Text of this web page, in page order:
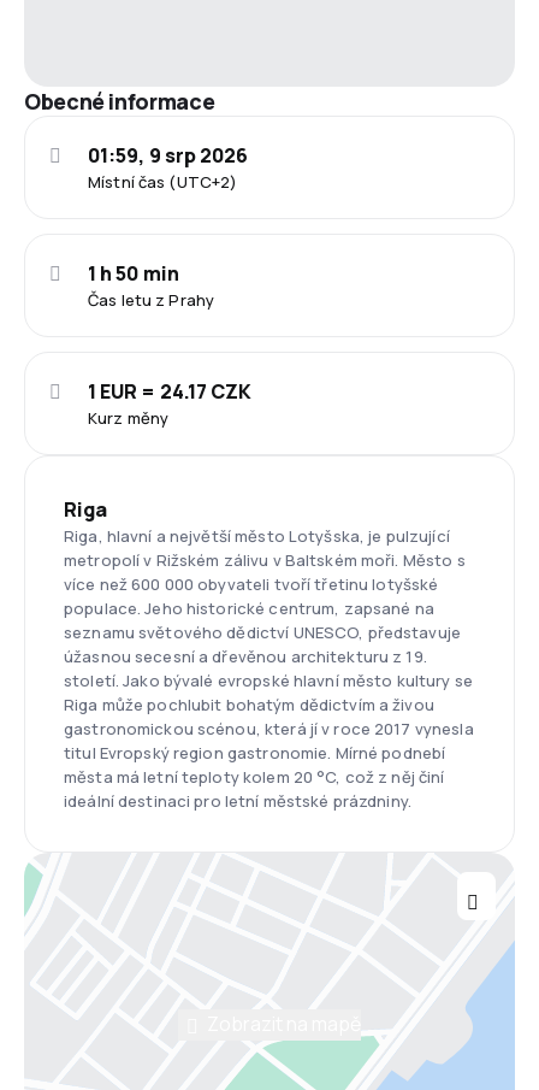
Obecné informace
Místní čas (UTC+2)
01:59, 9 srp 2026
Čas letu z Prahy
1 h 50 min
Kurz měny
1 EUR = 24.17 CZK
Riga
Riga, hlavní a největší město Lotyšska, je pulzující
metropolí v Rižském zálivu v Baltském moři. Město s
více než 600 000 obyvateli tvoří třetinu lotyšské
populace. Jeho historické centrum, zapsané na
seznamu světového dědictví UNESCO, představuje
úžasnou secesní a dřevěnou architekturu z 19.
století. Jako bývalé evropské hlavní město kultury se
Riga může pochlubit bohatým dědictvím a živou
gastronomickou scénou, která jí v roce 2017 vynesla
titul Evropský region gastronomie. Mírné podnebí
města má letní teploty kolem 20 °C, což z něj činí
ideální destinaci pro letní městské prázdniny.